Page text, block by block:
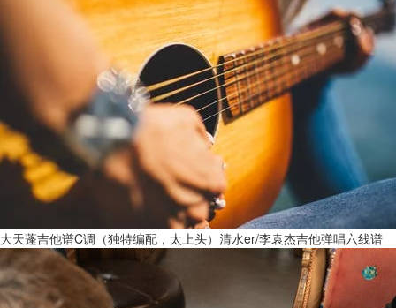
大天蓬吉他谱C调（独特编配，太上头）清水er/李袁杰吉他弹唱六线谱